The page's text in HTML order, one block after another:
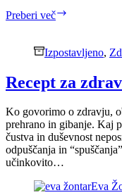
Preberi več
narediti
še
enostavno
Izpostavljeno,
Recept za
Ko govorimo o zdravju,
prehrano in gibanje. Kaj
čustva in duševnost
odpuščanja in
učinkovito…
Eva